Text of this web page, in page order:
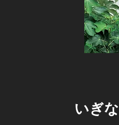
いぎ